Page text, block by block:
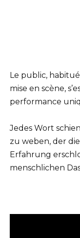
Le public,
mise en scène,
performance
Jedes Wort
zu weben, der
Erfahrung
menschlichen